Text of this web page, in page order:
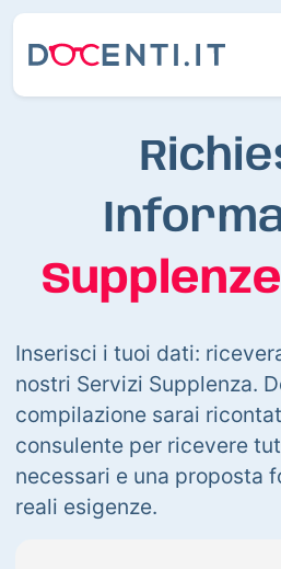
Inserisci i tuoi dati:
nostri Servizi Supplenza.
compilazione sarai
consulente per ricevere
necessari e una proposta
reali esigenze.